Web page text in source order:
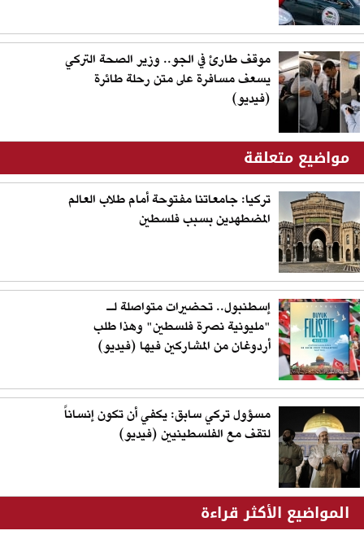
موقف طارئ في الجو.. وزير الصحة التركي
يسعف مسافرة على متن رحلة طائرة
(فيديو)
مواضيع متعلقة
تركيا: جامعاتنا مفتوحة أمام طلاب العالم
المضطهدين بسبب فلسطين
إسطنبول.. تحضيرات متواصلة لـ
"مليونية نصرة فلسطين" وهذا طلب
أردوغان من المشاركين فيها (فيديو)
مسؤول تركي سابق: يكفي أن تكون إنساناً
لتقف مع الفلسطينيين (فيديو)
المواضيع الأكثر قراءة